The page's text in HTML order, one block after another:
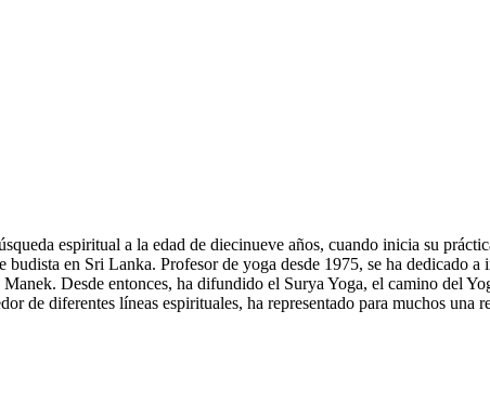
espiritual a la edad de diecinueve años, cuando inicia su
en Sri Lanka. Profesor de yoga desde 1975, se ha dedicado
Desde entonces, ha difundido el Surya Yoga, el camino del
de diferentes líneas espirituales, ha representado para muchos una